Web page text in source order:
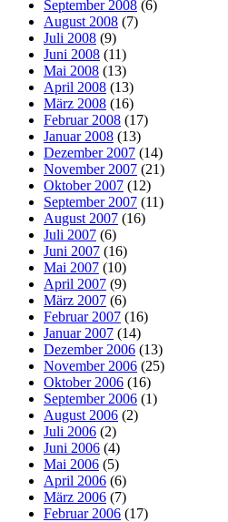
September 2008 (6)
August 2008 (7)
Juli 2008 (9)
Juni 2008 (11)
Mai 2008 (13)
April 2008 (13)
März 2008 (16)
Februar 2008 (17)
Januar 2008 (13)
Dezember 2007 (14)
November 2007 (21)
Oktober 2007 (12)
September 2007 (11)
August 2007 (16)
Juli 2007 (6)
Juni 2007 (16)
Mai 2007 (10)
April 2007 (9)
März 2007 (6)
Februar 2007 (16)
Januar 2007 (14)
Dezember 2006 (13)
November 2006 (25)
Oktober 2006 (16)
September 2006 (1)
August 2006 (2)
Juli 2006 (2)
Juni 2006 (4)
Mai 2006 (5)
April 2006 (6)
März 2006 (7)
Februar 2006 (17)